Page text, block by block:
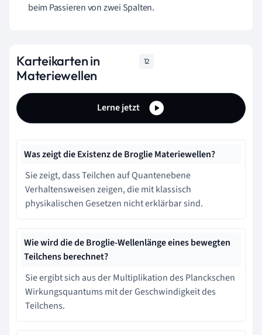
beim Passieren von zwei Spalten.
Karteikarten in
Materiewellen
12
Lerne jetzt
Was zeigt die Existenz de Broglie Materiewellen?
Sie zeigt, dass Teilchen auf Quantenebene
Verhaltensweisen zeigen, die mit klassisch
physikalischen Gesetzen nicht erklärbar sind.
Wie wird die de Broglie-Wellenlänge eines bewegten
Teilchens berechnet?
Sie ergibt sich aus der Multiplikation des Planckschen
Wirkungsquantums mit der Geschwindigkeit des
Teilchens.